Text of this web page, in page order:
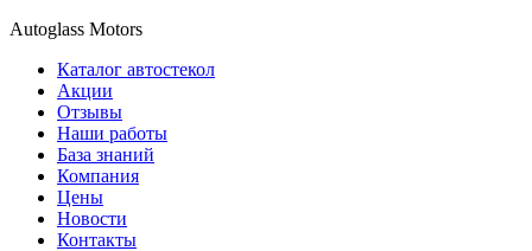
Autoglass Motors
Каталог автостекол
Акции
Отзывы
Наши работы
База знаний
Компания
Цены
Новости
Контакты